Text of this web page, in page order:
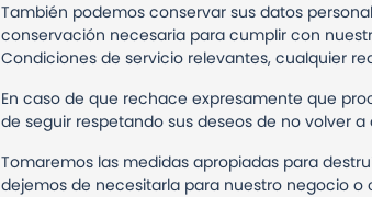
También podemos conservar sus datos
conservación necesaria para cumplir con
Condiciones de servicio relevantes, cualquier
En caso de que rechace expresamente que
de seguir respetando sus deseos de no volver
Tomaremos las medidas apropiadas para
dejemos de necesitarla para nuestro negocio o